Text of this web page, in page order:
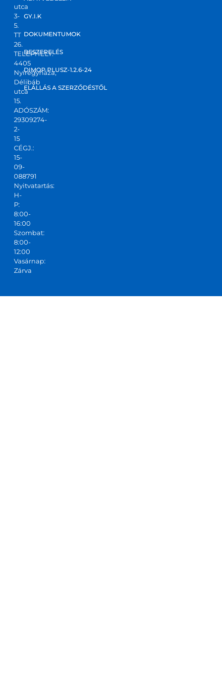
utca
3-
5.
TT
26.
TELEPHELY:
4405
Nyíregyháza,
Délibáb
utca
15.
ADÓSZÁM:
29309274-
2-
15
CÉGJ.:
15-
09-
088791
Nyitvatartás:
H-
P:
8:00-
16:00
Szombat:
8:00-
12:00
Vasárnap:
Zárva
GY.I.K
DOKUMENTUMOK
BESZERELÉS
DIMOP PLUSZ-1.2.6-24
ELÁLLÁS A SZERZŐDÉSTŐL